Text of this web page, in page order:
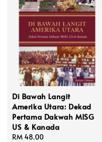
Di Bawah Langit
Amerika Utara: Dekad
Pertama Dakwah MISG
US & Kanada
Regular
RM 48.00